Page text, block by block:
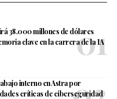
38.000 millones de dólares
clave en la carrera de la IA
interno en Astra por
críticas de ciberseguridad